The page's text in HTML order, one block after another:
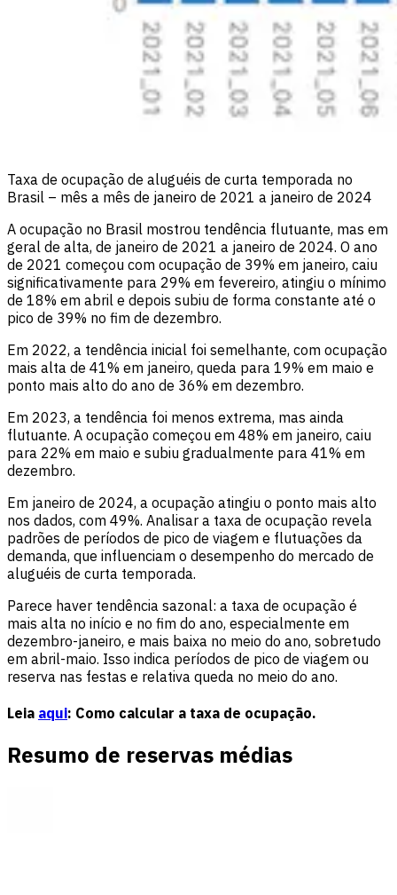
Taxa de ocupação de aluguéis de curta temporada no
Brasil – mês a mês de janeiro de 2021 a janeiro de 2024
A ocupação no Brasil mostrou tendência flutuante, mas em
geral de alta, de janeiro de 2021 a janeiro de 2024. O ano
de 2021 começou com ocupação de 39% em janeiro, caiu
significativamente para 29% em fevereiro, atingiu o mínimo
de 18% em abril e depois subiu de forma constante até o
pico de 39% no fim de dezembro.
Em 2022, a tendência inicial foi semelhante, com ocupação
mais alta de 41% em janeiro, queda para 19% em maio e
ponto mais alto do ano de 36% em dezembro.
Em 2023, a tendência foi menos extrema, mas ainda
flutuante. A ocupação começou em 48% em janeiro, caiu
para 22% em maio e subiu gradualmente para 41% em
dezembro.
Em janeiro de 2024, a ocupação atingiu o ponto mais alto
nos dados, com 49%. Analisar a taxa de ocupação revela
padrões de períodos de pico de viagem e flutuações da
demanda, que influenciam o desempenho do mercado de
aluguéis de curta temporada.
Parece haver tendência sazonal: a taxa de ocupação é
mais alta no início e no fim do ano, especialmente em
dezembro-janeiro, e mais baixa no meio do ano, sobretudo
em abril-maio. Isso indica períodos de pico de viagem ou
reserva nas festas e relativa queda no meio do ano.
Leia aqui: Como calcular a taxa de ocupação.
Resumo de reservas médias